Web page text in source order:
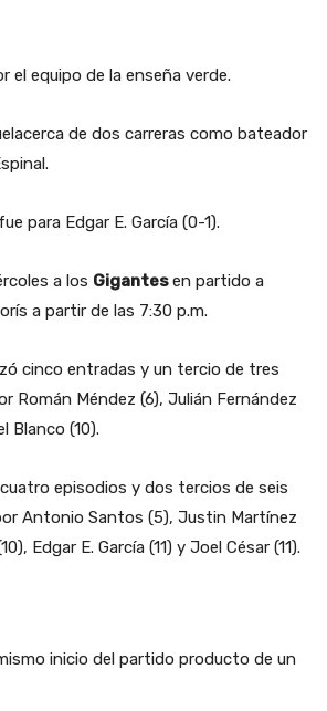
el equipo de la enseña verde.
de dos carreras como bateador
para Edgar E. García (0-1).
a los Gigantesen partido a
a partir de las 7:30 p.m.
cinco entradas y un tercio de tres
Román Méndez (6), Julián Fernández
Blanco (10).
episodios y dos tercios de seis
Antonio Santos (5), Justin Martínez
Edgar E. García (11) y Joel César (11).
inicio del partido producto de un